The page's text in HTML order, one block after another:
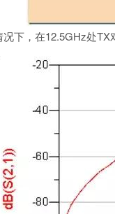
下，在12.5GHz处TX